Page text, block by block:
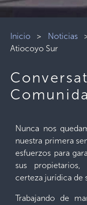
Inicio > Noticias
Atiocoyo Sur
Nunca nos
nuestra primera
esfuerzos para
sus
certeza jurídica de
Trabajando de